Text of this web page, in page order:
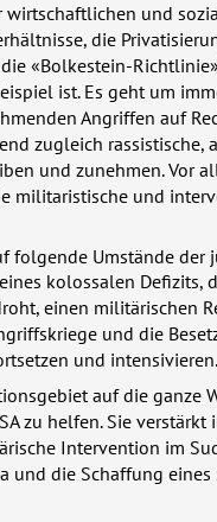
und
die
«Bolkestein-
ist. Es geht um
Angriffen auf
zugleich
und zunehmen. Vor
militaristische und
folgende Umstände der
kolossalen Defizits,
einen militärischen
und die
und intensivieren.
auf die ganze
zu helfen. Sie verstärkt
Intervention im
und die Schaffung